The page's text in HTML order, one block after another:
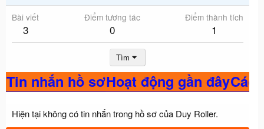
Bài viết
3
Điểm tương tác
0
Điểm thành tích
1
Tìm
Tin nhắn hồ sơ Hoạt động gần đây Các bài đăng Giới thiệu
Hiện tại không có tin nhắn trong hồ sơ của Duy Roller.